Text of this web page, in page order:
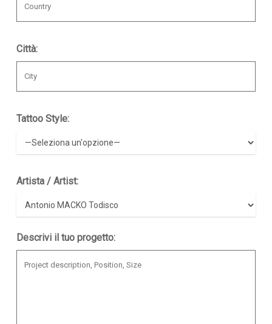
Città:
Tattoo Style:
Artista / Artist:
Descrivi il tuo progetto: